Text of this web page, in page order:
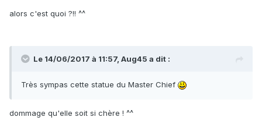
alors c'est quoi ?!! ^^
Le 14/06/2017 à 11:57, Aug45 a dit :
Très sympas cette statue du Master Chief
dommage qu'elle soit si chère ! ^^